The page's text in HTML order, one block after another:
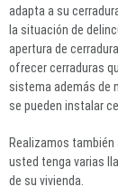
adapta a su
la situación de
apertura de
ofrecer cerraduras
sistema además de
se pueden instalar
Realizamos
usted tenga varias
de su vivienda.